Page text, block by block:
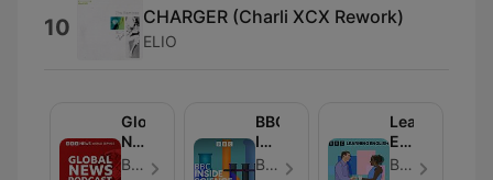
10 CHARGER (Charli XCX Rework)
ELIO
Global
News
Podcast
BBC World Service - Епизод 284
BBC
Inside
Science
BBC Radio 4 - Епизод 664
Learning
English
BBC Radio - Епизод 819